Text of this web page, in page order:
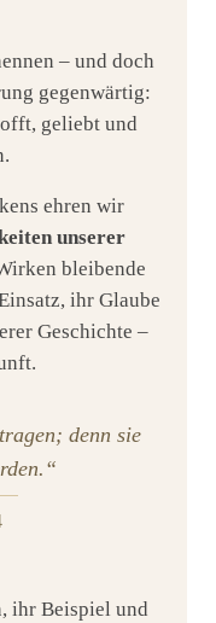
– und doch
gegenwärtig:
geliebt und
ehren wir
unserer
bleibende
ihr Glaube
Geschichte –
denn sie
ihr Beispiel und